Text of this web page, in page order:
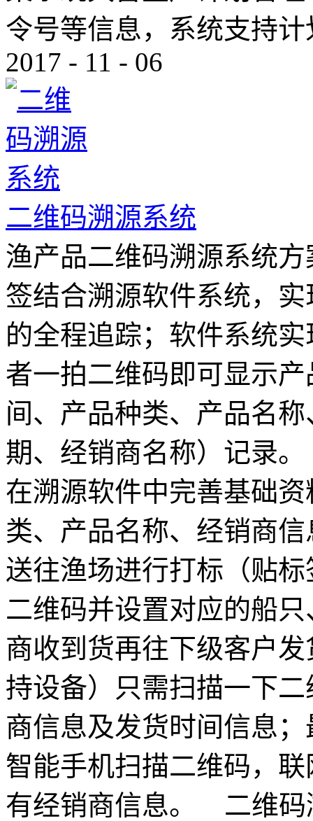
令号等信息，系统支持
2017 - 11 - 06
二维码溯源系统
渔产品二维码溯源系统
签结合溯源软件系统，
的全程追踪；软件系统
者一拍二维码即可显示
间、产品种类、产品名
期、经销商名称）记录
在溯源软件中完善基础
类、产品名称、经销商
送往渔场进行打标（贴
二维码并设置对应的船
商收到货再往下级客户
持设备）只需扫描一下
商信息及发货时间信息
智能手机扫描二维码，
有经销商信息。 二维